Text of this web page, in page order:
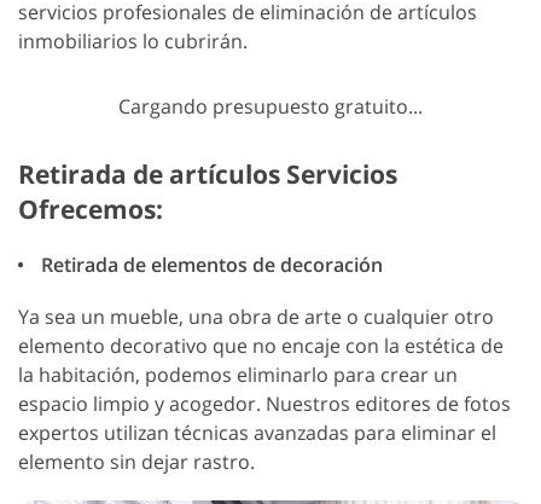
servicios profesionales de eliminación de artículos
inmobiliarios lo cubrirán.
Cargando presupuesto gratuito...
Retirada de artículos Servicios
Ofrecemos:
Retirada de elementos de decoración
Ya sea un mueble, una obra de arte o cualquier otro
elemento decorativo que no encaje con la estética de
la habitación, podemos eliminarlo para crear un
espacio limpio y acogedor. Nuestros editores de fotos
expertos utilizan técnicas avanzadas para eliminar el
elemento sin dejar rastro.